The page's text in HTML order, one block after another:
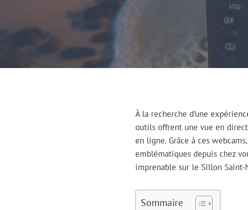
À la recherche d’une
outils offrent une vue en
en ligne. Grâce à ces
emblématiques depuis chez
imprenable sur le Sillon Saint-
Sommaire